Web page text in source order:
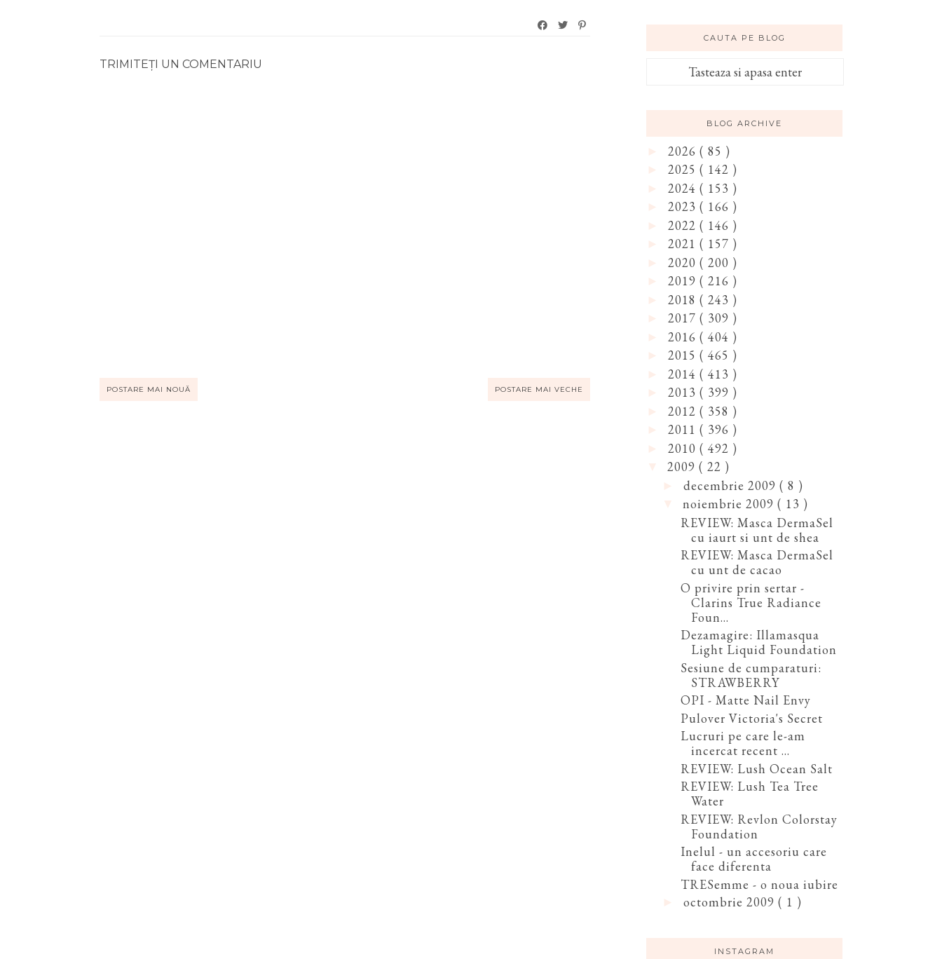
TRIMITEȚI UN COMENTARIU
POSTARE MAI NOUĂ POSTARE MAI VECHE
CAUTA PE BLOG
BLOG ARCHIVE
2026 ( 85 )
2025 ( 142 )
2024 ( 153 )
2023 ( 166 )
2022 ( 146 )
2021 ( 157 )
2020 ( 200 )
2019 ( 216 )
2018 ( 243 )
2017 ( 309 )
2016 ( 404 )
2015 ( 465 )
2014 ( 413 )
2013 ( 399 )
2012 ( 358 )
2011 ( 396 )
2010 ( 492 )
2009 ( 22 )
decembrie 2009 ( 8 )
noiembrie 2009 ( 13 )
REVIEW: Masca DermaSel
cu iaurt si unt de shea
REVIEW: Masca DermaSel
cu unt de cacao
O privire prin sertar -
Clarins True Radiance
Foun...
Dezamagire: Illamasqua
Light Liquid Foundation
Sesiune de cumparaturi:
STRAWBERRY
OPI - Matte Nail Envy
Pulover Victoria's Secret
Lucruri pe care le-am
incercat recent ...
REVIEW: Lush Ocean Salt
REVIEW: Lush Tea Tree
Water
REVIEW: Revlon Colorstay
Foundation
Inelul - un accesoriu care
face diferenta
TRESemme - o noua iubire
octombrie 2009 ( 1 )
INSTAGRAM